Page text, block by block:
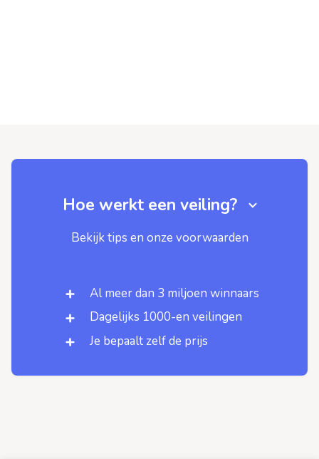
Hoe werkt een veiling?
Bekijk tips en onze voorwaarden
Al meer dan 3 miljoen winnaars
Dagelijks 1000-en veilingen
Je bepaalt zelf de prijs